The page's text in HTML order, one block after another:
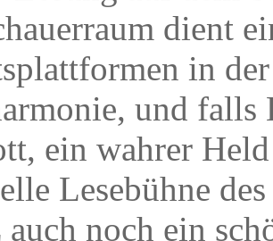
dient
in
und falls
ein wahrer
Lesebühne
noch ein